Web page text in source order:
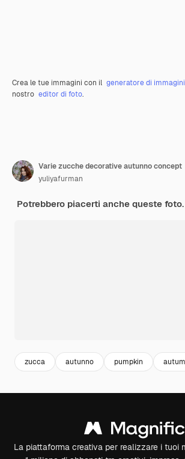
Crea le tue immagini con il generatore di immagini
nostro editor di foto.
Varie zucche decorative autunno concept
yuliyafurman
Potrebbero piacerti anche queste foto.
zucca autunno pumpkin
La piattaforma creativa per realizzare i tuoi